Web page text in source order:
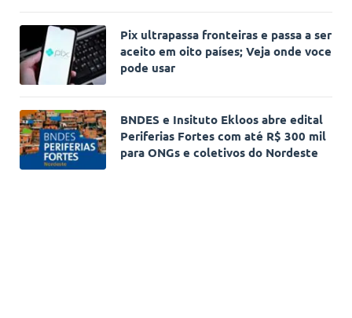
Pix ultrapassa fronteiras e passa a ser
aceito em oito países; Veja onde voce
pode usar
BNDES e Insituto Ekloos abre edital
Periferias Fortes com até R$ 300 mil
para ONGs e coletivos do Nordeste